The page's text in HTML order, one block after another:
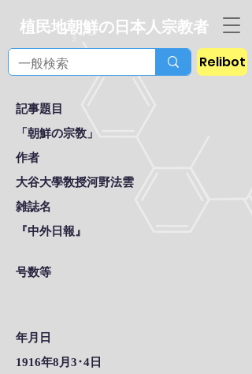
植民地朝鮮の日本人宗教者
Relibot
記事題目
「朝鮮の宗敎」
作者
大谷大學敎授河野法雲
雑誌名
『中外日報』
号数等
年月日
1916年8月3･4日